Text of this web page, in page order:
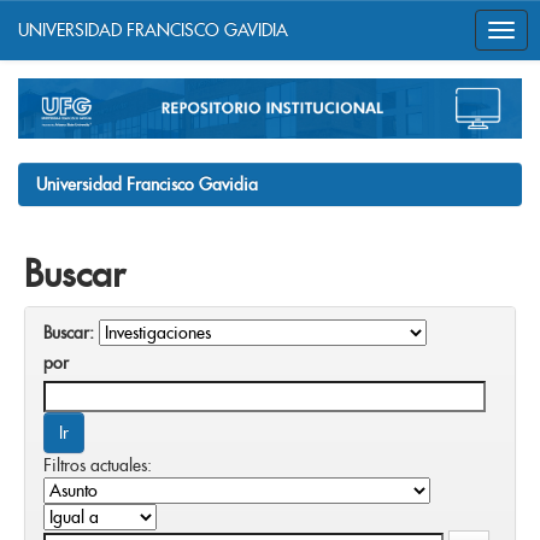
navigation
UNIVERSIDAD FRANCISCO GAVIDIA
Universidad Francisco Gavidia
Buscar
Buscar:
por
Filtros actuales: